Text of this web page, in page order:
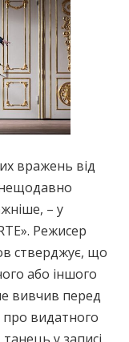
вражень від
нещодавно
– у
Режисер
стверджує, що
або іншого
вивчив перед
видатного